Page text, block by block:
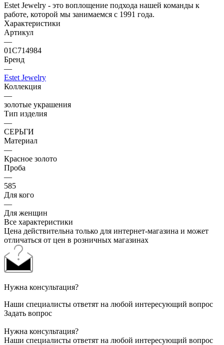
Estet Jewelry - это воплощение подхода нашей команды к
работе, которой мы занимаемся с 1991 года.
Характеристики
Артикул
—
01С714984
Бренд
—
Estet Jewelry
Коллекция
—
золотые украшения
Тип изделия
—
СЕРЬГИ
Материал
—
Красное золото
Проба
—
585
Для кого
—
Для женщин
Все характеристики
Цена действительна только для интернет-магазина и может
отличаться от цен в розничных магазинах
Нужна консультация?
Наши специалисты ответят на любой интересующий вопрос
Задать вопрос
Нужна консультация?
Наши специалисты ответят на любой интересующий вопрос